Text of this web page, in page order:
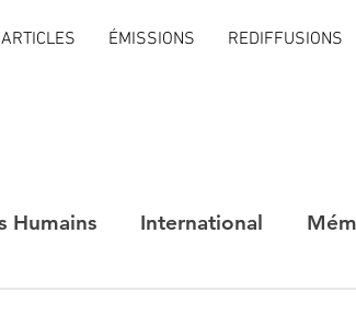
ARTICLES ÉMISSIONS REDIFFUSIONS
Humains International